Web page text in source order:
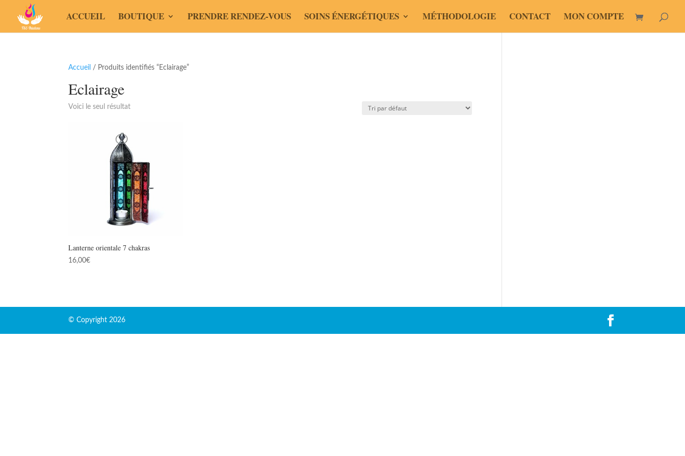
ACCUEIL BOUTIQUE PRENDRE RENDEZ-VOUS SOINS ÉNERGÉTIQUES MÉTHODOLOGIE CONTACT MON COMPTE
Accueil / Produits identifiés “Eclairage”
Eclairage
Voici le seul résultat
Lanterne orientale 7 chakras
16,00€
© Copyright 2026